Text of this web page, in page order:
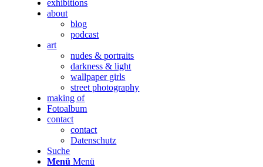
exhibitions
about
blog
podcast
art
nudes & portraits
darkness & light
wallpaper girls
street photography
making of
Fotoalbum
contact
contact
Datenschutz
Suche
Menü Menü